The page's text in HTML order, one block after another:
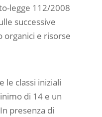
legge 112/2008
successive
e risorse
le classi iniziali
di 14 e un
presenza di